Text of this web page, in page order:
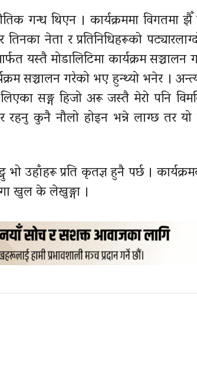
गन्ध थिएन । कार्यक्रममा विगतमा झैँ
नेता र प्रतिनिधिहरूको
मोडालिटिमा कार्यक्रम सञ्चालन
सञ्चालन गरेको भए हुन्थ्यो भनेर ।
सङ्ग हिजो अरू जस्तै मेरो पनि
रहनु कुनै नौलो होइन भन्ने लाग्छ तर यो
भो उहाँहरू प्रति कृतज्ञ हुनै पर्छ ।
खुल के लेखुङ्गा ।